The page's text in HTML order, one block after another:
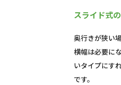
スライド式
奥行きが狭い
横幅は必要に
いタイプにす
です。